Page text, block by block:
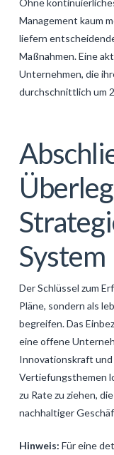
Management kaum
liefern
Maßnahmen. Eine
Unternehmen, die
durchschnittlich um
System
Der Schlüssel zum
Pläne, sondern als
begreifen. Das
eine offene
Innovationskraft und
Vertiefungsthemen
zu Rate zu ziehen,
nachhaltiger
Hinweis: Für eine